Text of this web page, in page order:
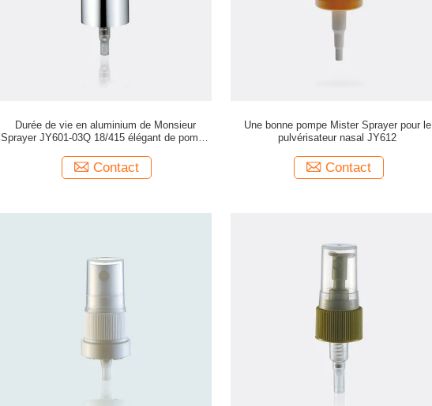
Durée de vie en aluminium de Monsieur
Sprayer JY601-03Q 18/415 élégant de pompe
Contact
Une bonne pompe Mister Sprayer pour le
pulvérisateur nasal JY612
Contact